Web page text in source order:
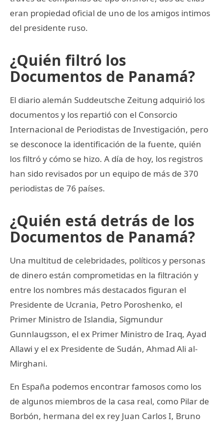
eran propiedad oficial de uno de los amigos intimos
del presidente ruso.
¿Quién filtró los
Documentos de Panamá?
El diario alemán Suddeutsche Zeitung adquirió los
documentos y los repartió con el Consorcio
Internacional de Periodistas de Investigación, pero
se desconoce la identificación de la fuente, quién
los filtró y cómo se hizo. A día de hoy, los registros
han sido revisados por un equipo de más de 370
periodistas de 76 países.
¿Quién está detrás de los
Documentos de Panamá?
Una multitud de celebridades, políticos y personas
de dinero están comprometidas en la filtración y
entre los nombres más destacados figuran el
Presidente de Ucrania, Petro Poroshenko, el
Primer Ministro de Islandia, Sigmundur
Gunnlaugsson, el ex Primer Ministro de Iraq, Ayad
Allawi y el ex Presidente de Sudán, Ahmad Ali al-
Mirghani.
En España podemos encontrar famosos como los
de algunos miembros de la casa real, como Pilar de
Borbón, hermana del ex rey Juan Carlos I, Bruno